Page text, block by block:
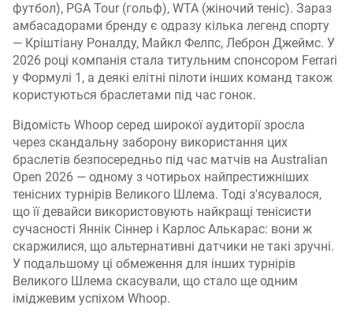
футбол), PGA Tour (гольф), WTA (жіночий теніс). Зараз
амбасадорами бренду є одразу кілька легенд спорту
— Кріштіану Роналду, Майкл Фелпс, Леброн Джеймс. У
2026 році компанія стала титульним спонсором Ferrari
у Формулі 1, а деякі елітні пілоти інших команд також
користуються браслетами під час гонок.
Відомість Whoop серед широкої аудиторії зросла
через скандальну заборону використання цих
браслетів безпосередньо під час матчів на Australian
Open 2026 — одному з чотирьох найпрестижніших
тенісних турнірів Великого Шлема. Тоді з'ясувалося,
що її девайси використовують найкращі тенісисти
сучасності Яннік Сіннер і Карлос Алькарас: вони ж
скаржилися, що альтернативні датчики не такі зручні.
У подальшому ці обмеження для інших турнірів
Великого Шлема скасували, що стало ще одним
іміджевим успіхом Whoop.